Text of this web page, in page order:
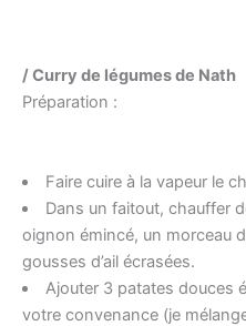
/ Curry de légumes de Nath
Préparation :
Faire cuire à la vapeur le
Dans un faitout, chauffer
oignon émincé, un morceau
gousses d’ail écrasées.
Ajouter 3 patates douces
votre convenance (je